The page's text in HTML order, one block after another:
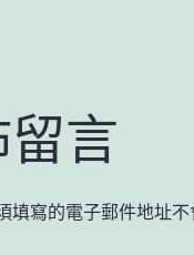
言
填寫的電子郵件地址不